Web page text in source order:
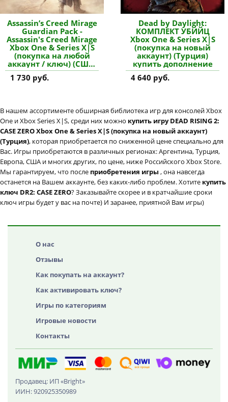
Assassin’s Creed Mirage
Guardian Pack -
Assassin's Creed Mirage
Xbox One & Series X|S
(покупка на любой
аккаунт / ключ) (США)
купить дополнение
1 730 руб.
Dead by Daylight:
КОМПЛЕКТ УБИЙЦ
Xbox One & Series X|S
(покупка на новый
аккаунт) (Турция)
купить дополнение
4 640 руб.
В нашем ассортименте обширная библиотека игр для консолей Xbox
One и Xbox Series X|S, среди них можно купить игру DEAD RISING 2:
CASE ZERO Xbox One & Series X|S (покупка на новый аккаунт)
(Турция), которая приобретается по сниженной цене специально для
Вас. Игры приобретаются в различных регионах: Аргентина, Турция,
Европа, США и многих других, по цене, ниже Российского Xbox Store.
Мы гарантируем, что после приобретения игры , она навсегда
останется на Вашем аккаунте, без каких-либо проблем. Хотите купить
ключ DR2: CASE ZERO? Заказывайте скорее и в кратчайшие сроки
ключ игры будет у вас на почте) И заранее, приятной Вам игры)
О нас
Отзывы
Как покупать на аккаунт?
Как активировать ключ?
Игры по категориям
Игровые новости
Контакты
Продавец: ИП «Bright»
ИИН: 920925350989